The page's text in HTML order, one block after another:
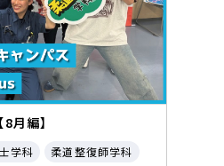
月編】
学科
柔道整復師学科